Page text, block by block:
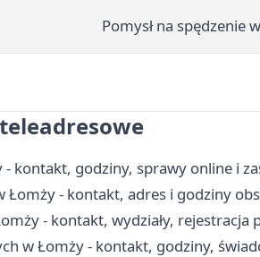
Pomysł na spędzenie
kontakt, godziny, sprawy online i
Łomży - kontakt, adres i godziny
- kontakt, wydziały, rejestracja
w Łomży - kontakt, godziny,